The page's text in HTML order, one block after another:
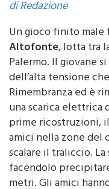
di Redazione
Un gioco finito male
Altofonte, lotta tra
Palermo. Il giovane
dell’alta tensione
Rimembranza ed è
una scarica elettrica
prime ricostruzioni,
amici nella zone del
scalare il traliccio.